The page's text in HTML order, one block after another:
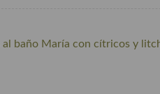
al baño María con cítricos y